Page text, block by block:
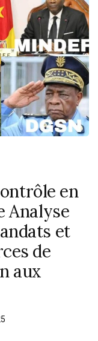
en
Analyse
et
de
aux